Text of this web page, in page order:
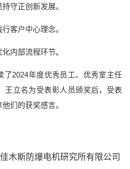
守正创新发展。
客户中心理念。
内部流程环节。
了2024年度优秀员工、优秀室主任
王立名为受表彰人员颁奖后，受表
们的获奖感言。
木斯防爆电机研究所有限公司